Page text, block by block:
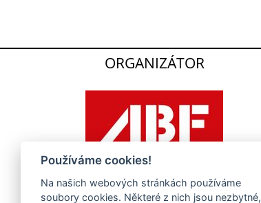
ORGANIZÁTOR
Používáme cookies!
Na našich webových stránkách používáme
soubory cookies. Některé z nich jsou nezbytné,